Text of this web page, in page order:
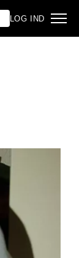
LOG IND